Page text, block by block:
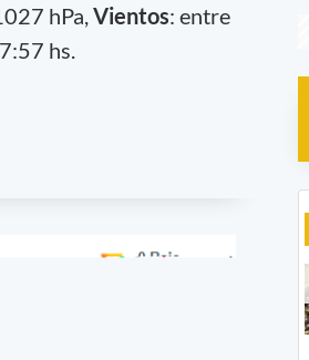
hPa, Vientos: entre
hs.